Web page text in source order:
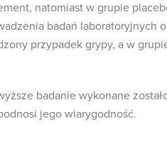
natomiast w grupie
badań laboratoryjnych
przypadek grypy, a w
badanie wykonane
jego wiarygodność.